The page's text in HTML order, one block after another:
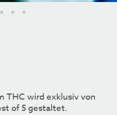
THC wird exklusiv von
of 5 gestaltet.